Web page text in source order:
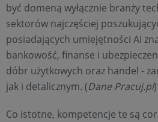
być domeną wyłącznie branży
sektorów najczęściej
posiadających umiejętności AI
bankowość, finanse i
dóbr użytkowych oraz handel -
jak i detalicznym. (Dane Pracuj.pl)
Co istotne, kompetencje te są